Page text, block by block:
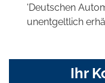
'Deutschen
unentgeltlich
Ihr